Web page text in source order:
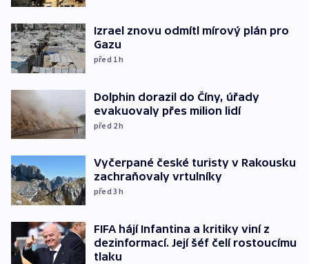
Izrael znovu odmítl mírový plán pro
Gazu
před 1h
Dolphin dorazil do Číny, úřady
evakuovaly přes milion lidí
před 2h
Vyčerpané české turisty v Rakousku
zachraňovaly vrtulníky
před 3h
FIFA hájí Infantina a kritiky viní z
dezinformací. Její šéf čelí rostoucímu
tlaku